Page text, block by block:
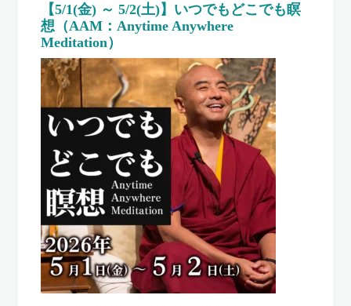
【5/1(金) ～ 5/2(土)】いつでもどこでも瞑
想（AAM：Anytime Anywhere
Meditation）